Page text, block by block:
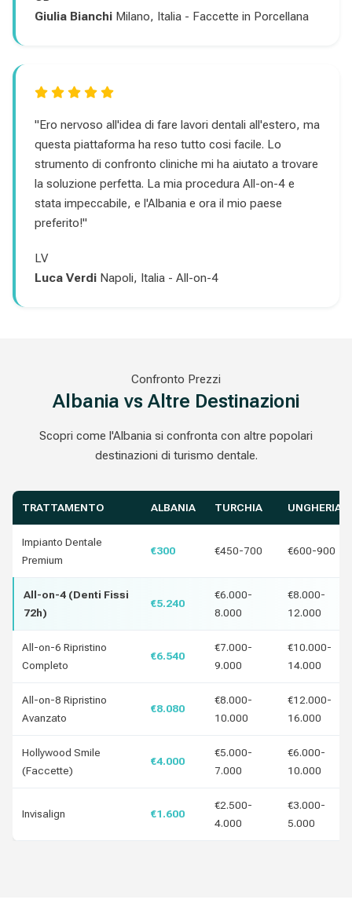
Giulia Bianchi Milano, Italia - Faccette in Porcellana
"Ero nervoso all'idea di fare lavori dentali all'estero, ma
questa piattaforma ha reso tutto cosi facile. Lo
strumento di confronto cliniche mi ha aiutato a trovare
la soluzione perfetta. La mia procedura All-on-4 e
stata impeccabile, e l'Albania e ora il mio paese
preferito!"
LV
Luca Verdi Napoli, Italia - All-on-4
Confronto Prezzi
Albania vs Altre Destinazioni
Scopri come l'Albania si confronta con altre popolari
destinazioni di turismo dentale.
TRATTAMENTO ALBANIA TURCHIA UNGHERIA
Impianto Dentale
Premium
€300 €450-700 €600-900
All-on-4 (Denti Fissi
72h)
€5.240
€6.000-
8.000
€8.000-
12.000
All-on-6 Ripristino
Completo
€6.540
€7.000-
9.000
€10.000-
14.000
All-on-8 Ripristino
Avanzato
€8.080
€8.000-
10.000
€12.000-
16.000
Hollywood Smile
(Faccette)
€4.000
€5.000-
7.000
€6.000-
10.000
Invisalign €1.600
€2.500-
4.000
€3.000-
5.000